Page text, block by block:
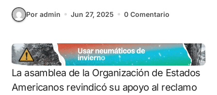
Por admin Jun 27, 2025 0 Comentario
La asamblea de la Organización de Estados
Americanos revindicó su apoyo al reclamo